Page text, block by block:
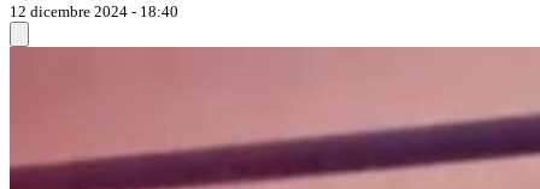
12 dicembre 2024 - 18:40